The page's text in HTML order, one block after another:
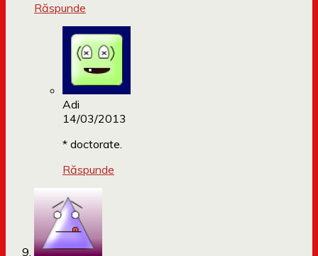
Răspunde
Adi
14/03/2013
* doctorate.
Răspunde